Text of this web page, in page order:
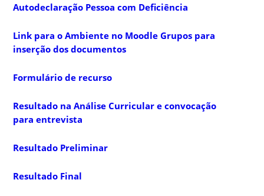
Autodeclaração Pessoa com Deficiência
Link para o Ambiente no Moodle Grupos para
inserção dos documentos
Formulário de recurso
Resultado na Análise Curricular e convocação
para entrevista
Resultado Preliminar
Resultado Final